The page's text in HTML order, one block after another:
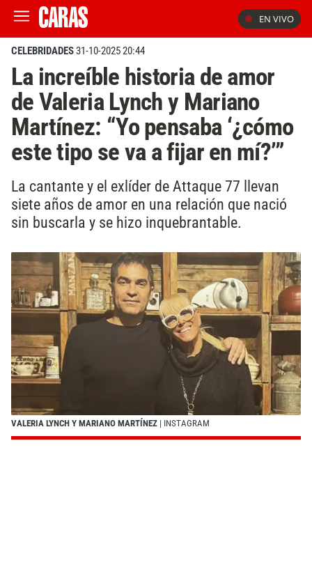
EN VIVO
CELEBRIDADES31-10-2025 20:44
La increíble historia de amor
de Valeria Lynch y Mariano
Martínez: “Yo pensaba ‘¿cómo
este tipo se va a fijar en mí?’”
La cantante y el exlíder de Attaque 77 llevan
siete años de amor en una relación que nació
sin buscarla y se hizo inquebrantable.
VALERIA LYNCH Y MARIANO MARTÍNEZ | INSTAGRAM